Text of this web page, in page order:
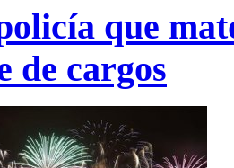
que
de cargos